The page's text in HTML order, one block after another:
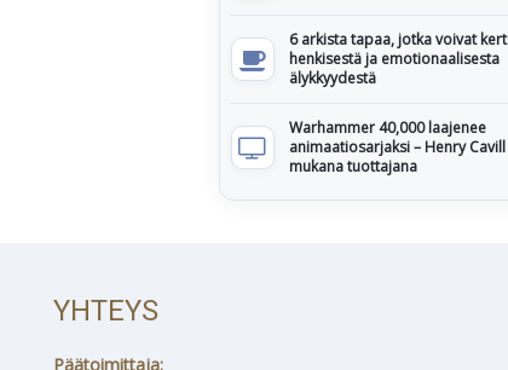
6 arkista tapaa, jotka voivat
henkisestä ja emotionaalisesta
älykkyydestä
Warhammer 40,000 laajenee
animaatiosarjaksi – Henry Cavill
mukana tuottajana
YHTEYS
Päätoimittaja: